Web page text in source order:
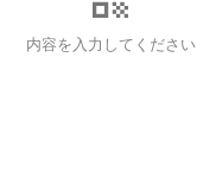
内容を入力してください